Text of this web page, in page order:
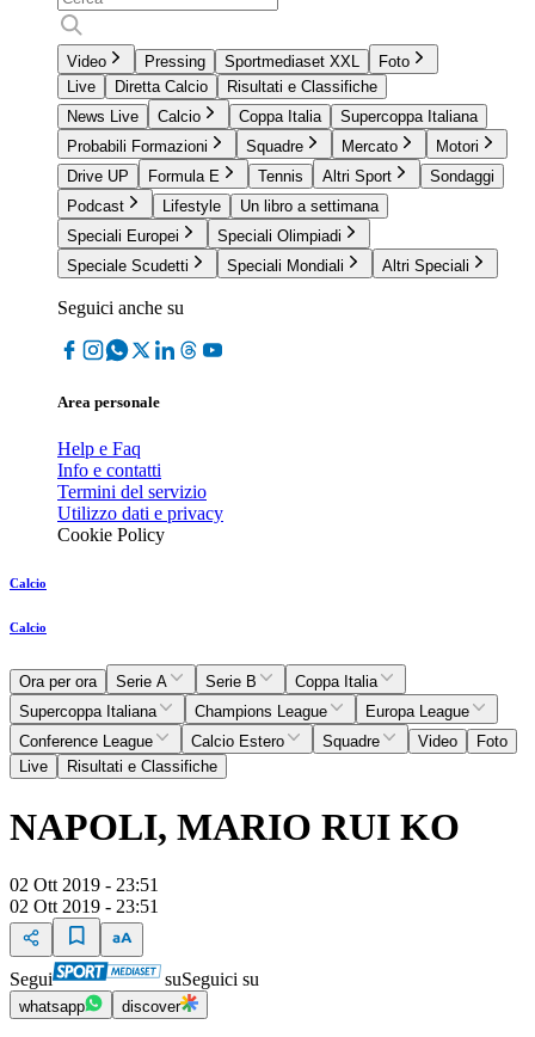
Video Pressing Sportmediaset XXL
Foto
Live
Diretta Calcio
Risultati e Classifiche
News Live
Calcio Coppa Italia
Supercoppa Italiana
Probabili Formazioni
Squadre Mercato
Motori
Drive UP
Formula E Tennis Altri Sport
Sondaggi
Podcast
Lifestyle
Un libro a settimana
Speciali Europei
Speciali Olimpiadi
Speciale Scudetti
Speciali Mondiali Altri Speciali
Seguici anche su
Area personale
Help e Faq
Info e contatti
Termini del servizio
Utilizzo dati e privacy
Cookie Policy
Calcio
Calcio
Ora per ora Serie A Serie B
Coppa Italia
Supercoppa Italiana
Champions League
Europa League
Conference League
Calcio Estero Squadre Video
Foto
Live
Risultati e Classifiche
NAPOLI, MARIO RUI KO
02 Ott 2019 - 23:51
02 Ott 2019 - 23:51
Segui suSeguici su
whatsapp discover